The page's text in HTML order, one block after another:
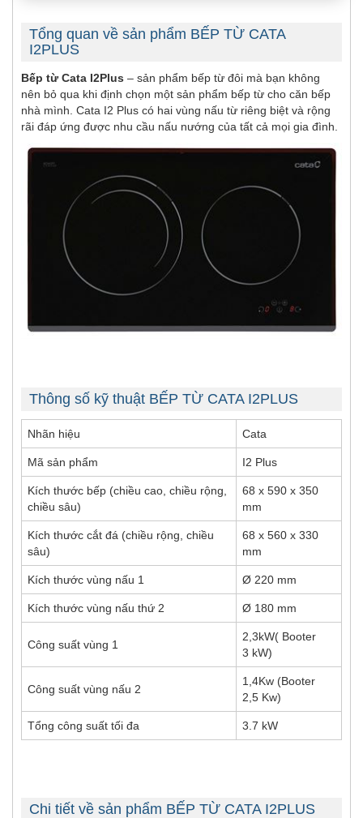
Tổng quan về sản phẩm BẾP TỪ CATA
I2PLUS
Bếp từ Cata I2Plus – sản phẩm bếp từ đôi mà bạn không
nên bỏ qua khi định chọn một sản phẩm bếp từ cho căn bếp
nhà mình. Cata I2 Plus có hai vùng nấu từ riêng biệt và rộng
rãi đáp ứng được nhu cầu nấu nướng của tất cả mọi gia đình.
Thông số kỹ thuật BẾP TỪ CATA I2PLUS
Nhãn hiệu Cata
Mã sản phẩm I2 Plus
Kích thước bếp (chiều cao, chiều rộng,
chiều sâu)
68 x 590 x 350
mm
Kích thước cắt đá (chiều rộng, chiều
sâu)
68 x 560 x 330
mm
Kích thước vùng nấu 1 Ø 220 mm
Kích thước vùng nấu thứ 2 Ø 180 mm
Công suất vùng 1
2,3kW( Booter
3 kW)
Công suất vùng nấu 2
1,4Kw (Booter
2,5 Kw)
Tổng công suất tối đa 3.7 kW
Chi tiết về sản phẩm BẾP TỪ CATA I2PLUS